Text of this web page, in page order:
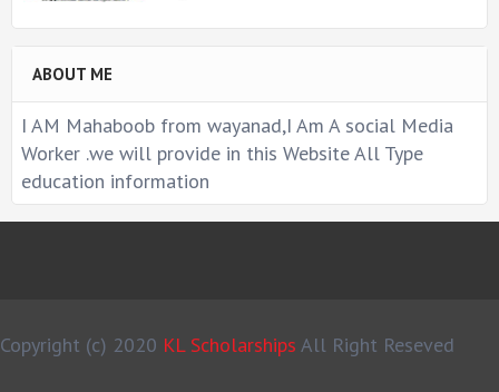
ABOUT ME
I AM Mahaboob from wayanad,I Am A social Media
Worker .we will provide in this Website All Type
education information
Copyright (c) 2020 KL Scholarships All Right Reseved